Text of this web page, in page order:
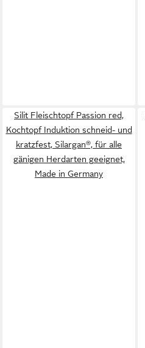
Silit Fleischtopf Passion red,
Kochtopf Induktion schneid- und
kratzfest, Silargan®, für alle
gänigen Herdarten geeignet,
Made in Germany